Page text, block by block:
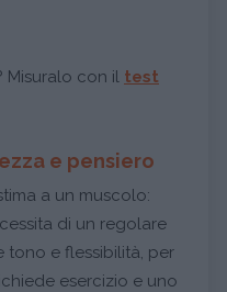
Misuralo con il test
e pensiero
a un muscolo:
di un regolare
tono e flessibilità, per
esercizio e uno